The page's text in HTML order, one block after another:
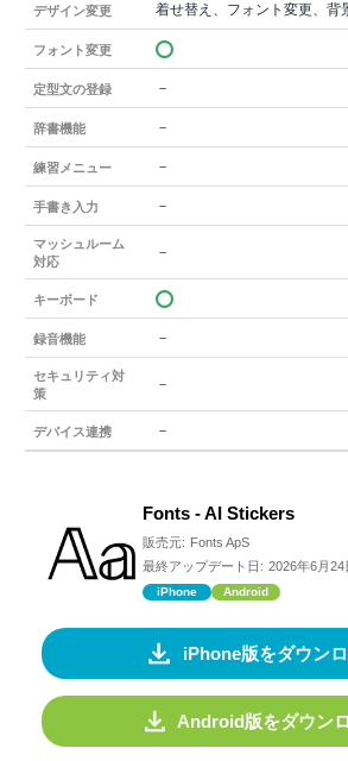
デザイン変更 着せ替え、フォント変更、背
フォント変更
定型文の登録 －
辞書機能 －
練習メニュー －
手書き入力 －
マッシュルーム
対応
－
キーボード
録音機能 －
セキュリティ対
策
－
デバイス連携 －
Fonts - AI Stickers
販売元: Fonts ApS
最終アップデート日: 2026年6月24
iPhone Android
iPhone版をダウン
Android版をダウン